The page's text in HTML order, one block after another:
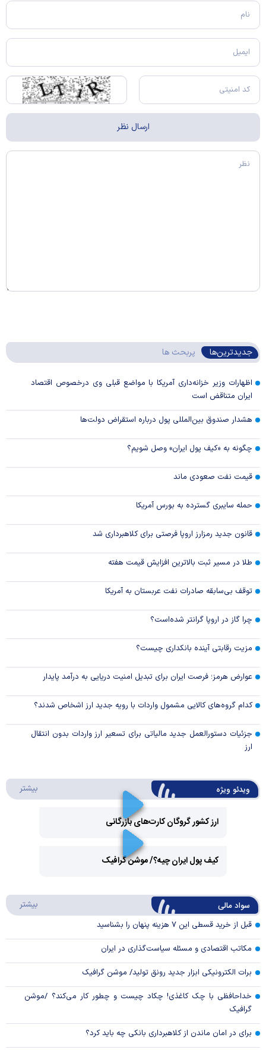
جدیدترین‌ها پربحث ها
اظهارات وزیر خزانه‌داری آمریکا با مواضع قبلی وی درخصوص اقتصاد
ایران متناقض است
هشدار صندوق بین‌المللی پول درباره استقراض دولت‌ها
چگونه به «کیف پول ایران» وصل شویم؟
قیمت نفت صعودی ماند
حمله سایبری گسترده به بورس آمریکا
قانون جدید رمزارز اروپا فرصتی برای کلاهبرداری شد
طلا در مسیر ثبت بالاترین افزایش قیمت هفته
توقف بی‌سابقه صادرات نفت عربستان به آمریکا
چرا گاز در اروپا گرانتر شده‌است؟
مزیت رقابتی آینده بانکداری چیست؟
عوارض هرمز؛ فرصت ایران برای تبدیل امنیت دریایی به درآمد پایدار
کدام گروه‌های کالایی مشمول واردات با رویه جدید ارز اشخاص شدند؟
جزئیات دستورالعمل جدید مالیاتی برای تسعیر ارز واردات بدون انتقال
ارز
ویدئو ویژه بیشتر
ارز کشور گروگان کارت‌های بازرگانی
Video
کیف پول ایران چیه؟/ موشن گرافیک
سواد مالی بیشتر
قبل از خرید قسطی این ۷ هزینه پنهان را بشناسید
مکاتب اقتصادی و مسئله سیاست‌گذاری در ایران
برات الکترونیکی ابزار جدید رونق تولید/ موشن گرافیک
خداحافظی با چک کاغذی! چکاد چیست و چطور کار می‌کند؟ /موشن
گرافیک
برای در امان ماندن از کلاهبرداری بانکی چه باید کرد؟